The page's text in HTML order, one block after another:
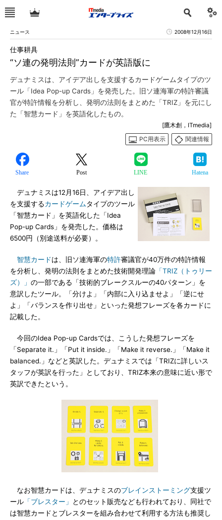
ニュース 2008年12月16日
“ソ連の発明法則”カードが英語版に
仕事耕具
デュナミスは、アイデア出しを支援するカードゲームタイプのツ
ール「Idea Pop-up Cards」を発売した。旧ソ連海軍の特許審議
官が特許情報を分析し、発明の法則をまとめた「TRIZ」を元にし
た「智慧カード」を英語化したもの。
[鷹木創，ITmedia]
PC用表示
関連情報
Share Post LINE Hatena
デュナミスは12月16日、アイデア出し
を支援するカードゲームタイプのツール
「智慧カード」を英語化した「Idea
Pop-up Cards」を発売した。価格は
6500円（別途送料が必要）。
智慧カードは、旧ソ連海軍の特許審議官が40万件の特許情報
を分析し、発明の法則をまとめた技術開発理論 「TRIZ（トゥリー
ズ）」 の一部である「技術的ブレークスルーの40パターン」を
意訳したツール。「分けよ」「内部に入り込ませよ」「逆にせ
よ」「バランスを作り出せ」といった発想フレーズを各カードに
記載した。
今回のIdea Pop-up Cardsでは、こうした発想フレーズを
「Separate it.」「Put it inside.」「Make it reverse.」「Make it
balanced.」などと英訳した。デュナミスでは「TRIZに詳しいス
タッフが英訳を行った」としており、TRIZ本来の意味に近い形で
英訳できたという。
なお智慧カードは、デュナミスのブレインストーミング支援ツ
ール 「ブレスター」
とのセット販売なども行われており、同社で
は智慧カードとブレスターを組み合わせて利用する方法も推奨し